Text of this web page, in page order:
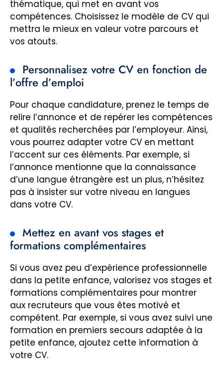
thématique, qui met en avant vos
compétences. Choisissez le modèle de CV qui
mettra le mieux en valeur votre parcours et
vos atouts.
Personnalisez votre CV en fonction de
l’offre d’emploi
Pour chaque candidature, prenez le temps de
relire l’annonce et de repérer les compétences
et qualités recherchées par l’employeur. Ainsi,
vous pourrez adapter votre CV en mettant
l’accent sur ces éléments. Par exemple, si
l’annonce mentionne que la connaissance
d’une langue étrangère est un plus, n’hésitez
pas à insister sur votre niveau en langues
dans votre CV.
Mettez en avant vos stages et
formations complémentaires
Si vous avez peu d’expérience professionnelle
dans la petite enfance, valorisez vos stages et
formations complémentaires pour montrer
aux recruteurs que vous êtes motivé et
compétent. Par exemple, si vous avez suivi une
formation en premiers secours adaptée à la
petite enfance, ajoutez cette information à
votre CV.